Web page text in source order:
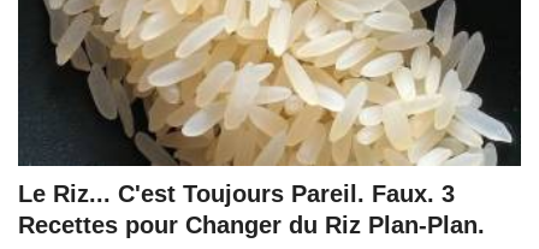
Le Riz... C'est Toujours Pareil. Faux. 3
Recettes pour Changer du Riz Plan-Plan.